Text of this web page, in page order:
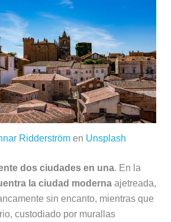
Ridderström en Unsplash
dos ciudades en una. En la
la ciudad modernaajetreada,
sin encanto, mientras que
custodiado por murallas